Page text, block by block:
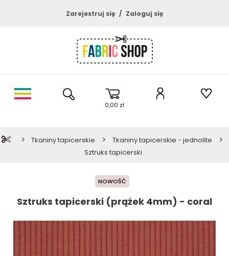
Zarejestruj się Zaloguj się
0,00 zł
> Tkaniny tapicerskie > Tkaniny tapicerskie - jednolite >
Sztruks tapicerski
NOWOŚĆ
Sztruks tapicerski (prążek 4mm) - coral